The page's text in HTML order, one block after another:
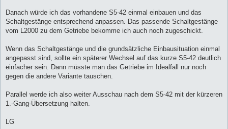
Danach würde ich das vorhandene S5-42 einmal einbauen und das
Schaltgestänge entsprechend anpassen. Das passende Schaltgestänge
vom L2000 zu dem Getriebe bekomme ich auch noch zugeschickt.
Wenn das Schaltgestänge und die grundsätzliche Einbausituation einmal
angepasst sind, sollte ein späterer Wechsel auf das kurze S5-42 deutlich
einfacher sein. Dann müsste man das Getriebe im Idealfall nur noch
gegen die andere Variante tauschen.
Parallel werde ich also weiter Ausschau nach dem S5-42 mit der kürzeren
1.-Gang-Übersetzung halten.
LG